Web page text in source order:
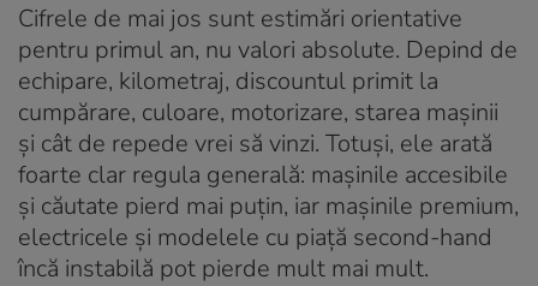
Cifrele de mai jos sunt estimări orientative
pentru primul an, nu valori absolute. Depind de
echipare, kilometraj, discountul primit la
cumpărare, culoare, motorizare, starea mașinii
și cât de repede vrei să vinzi. Totuși, ele arată
foarte clar regula generală: mașinile accesibile
și căutate pierd mai puțin, iar mașinile premium,
electricele și modelele cu piață second-hand
încă instabilă pot pierde mult mai mult.